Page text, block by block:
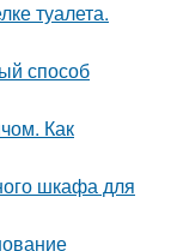
туалета.
способ
Как
шкафа для